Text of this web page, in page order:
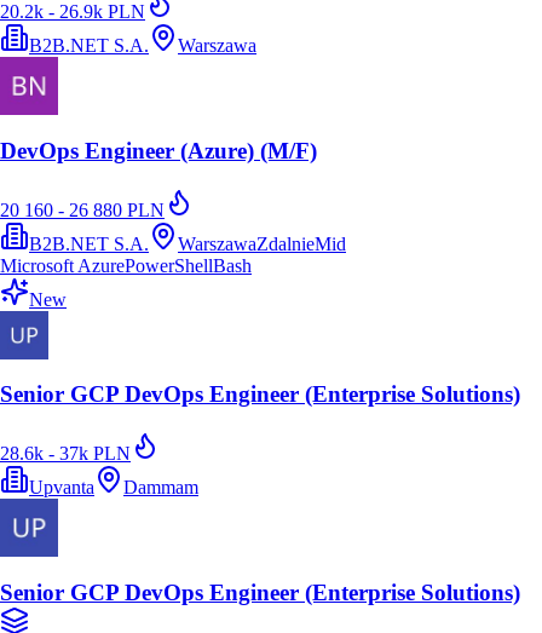
20.2k - 26.9k PLN
B2B.NET S.A.
Warszawa
DevOps Engineer (Azure) (M/F)
20 160 - 26 880 PLN
B2B.NET S.A.
WarszawaZdalnieMid
Microsoft AzurePowerShellBash
New
Senior GCP DevOps Engineer (Enterprise Solutions)
28.6k - 37k PLN
Upvanta
Dammam
Senior GCP DevOps Engineer (Enterprise Solutions)